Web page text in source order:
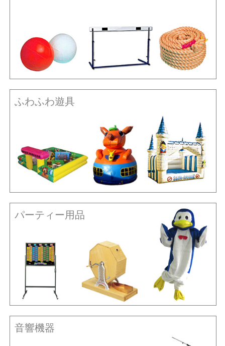
ふわふわ遊具
パーティー用品
音響機器